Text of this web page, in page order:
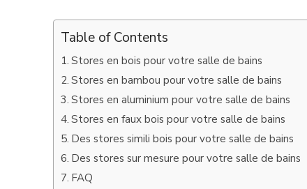
Table of Contents
Stores en bois pour votre salle de bains
Stores en bambou pour votre salle de bains
Stores en aluminium pour votre salle de bains
Stores en faux bois pour votre salle de bains
Des stores simili bois pour votre salle de bains
Des stores sur mesure pour votre salle de bains
FAQ